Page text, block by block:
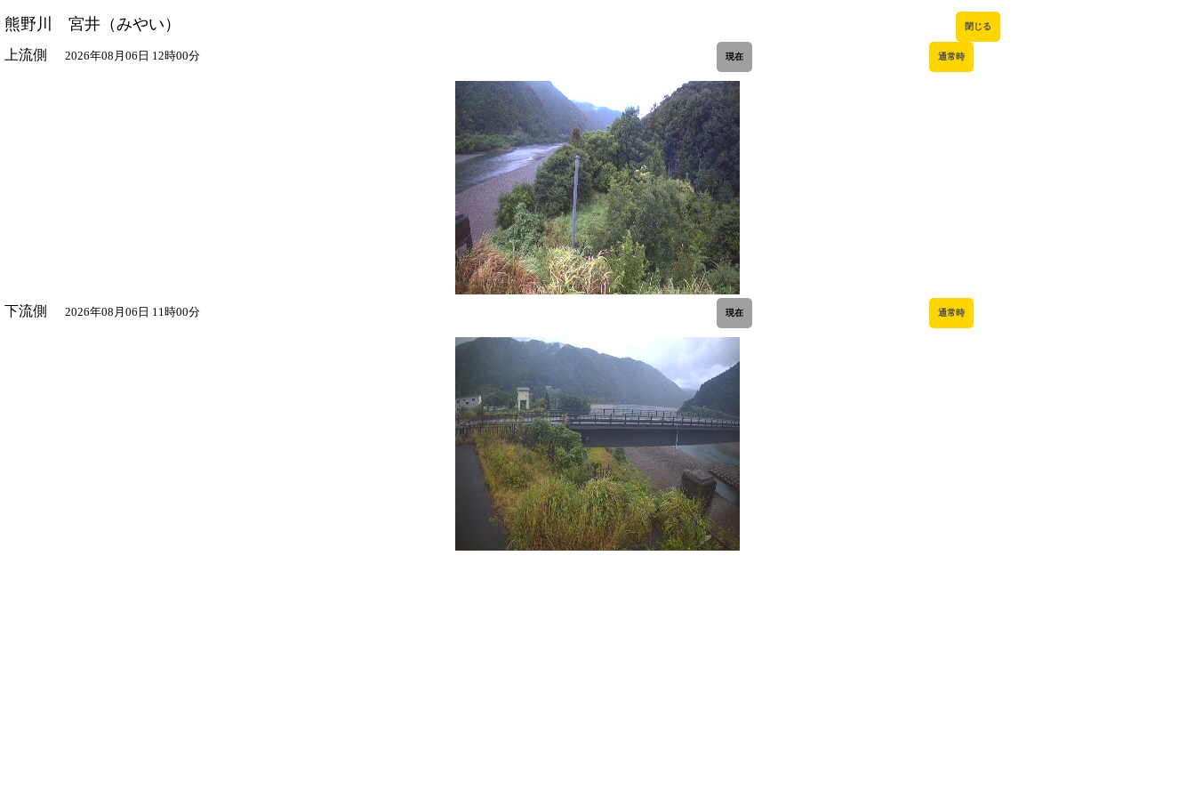
熊野川 宮井 （みやい） 閉じる
上流側 2026年08月06日 12時00分 現在 通常時
下流側 2026年08月06日 11時00分 現在 通常時